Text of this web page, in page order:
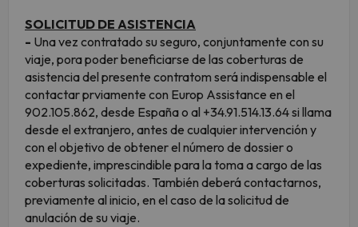
SOLICITUD DE ASISTENCIA
- Una vez contratado su seguro, conjuntamente con su
viaje, pora poder beneficiarse de las coberturas de
asistencia del presente contratom será indispensable el
contactar prviamente con Europ Assistance en el
902.105.862, desde España o al +34.91.514.13.64 si llama
desde el extranjero, antes de cualquier intervención y
con el objetivo de obtener el número de dossier o
expediente, imprescindible para la toma a cargo de las
coberturas solicitadas. También deberá contactarnos,
previamente al inicio, en el caso de la solicitud de
anulación de su viaje.